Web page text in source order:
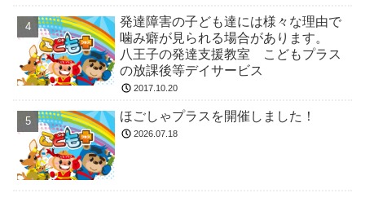
発達障害の子ども達には様々な理由で
噛み癖が見られる場合があります。
八王子の発達支援教室 こどもプラス
の放課後等デイサービス
2017.10.20
ほごしゃプラスを開催しました！
2026.07.18